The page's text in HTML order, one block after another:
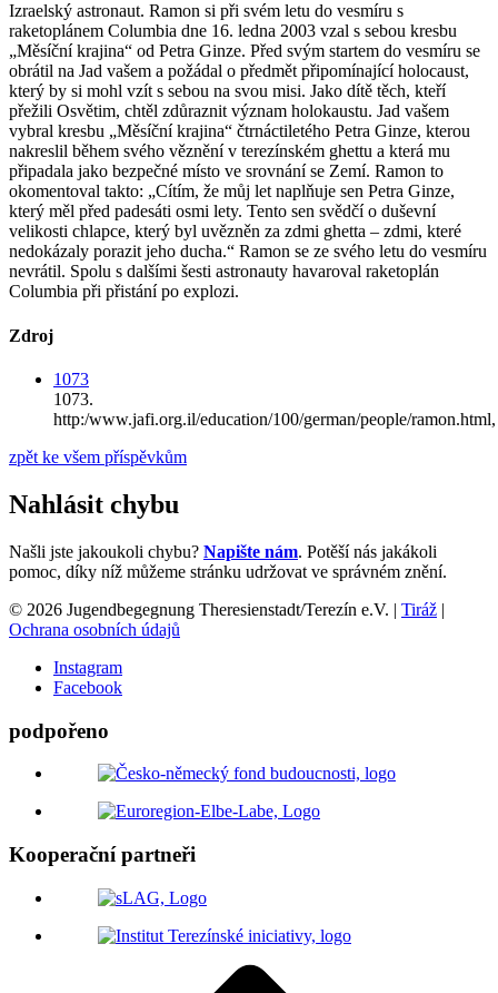
Izraelský astronaut. Ramon si při svém letu do vesmíru s
raketoplánem Columbia dne 16. ledna 2003 vzal s sebou kresbu
„Měsíční krajina“ od Petra Ginze. Před svým startem do vesmíru se
obrátil na Jad vašem a požádal o předmět připomínající holocaust,
který by si mohl vzít s sebou na svou misi. Jako dítě těch, kteří
přežili Osvětim, chtěl zdůraznit význam holokaustu. Jad vašem
vybral kresbu „Měsíční krajina“ čtrnáctiletého Petra Ginze, kterou
nakreslil během svého věznění v terezínském ghettu a která mu
připadala jako bezpečné místo ve srovnání se Zemí. Ramon to
okomentoval takto: „Cítím, že můj let naplňuje sen Petra Ginze,
který měl před padesáti osmi lety. Tento sen svědčí o duševní
velikosti chlapce, který byl uvězněn za zdmi ghetta – zdmi, které
nedokázaly porazit jeho ducha.“ Ramon se ze svého letu do vesmíru
nevrátil. Spolu s dalšími šesti astronauty havaroval raketoplán
Columbia při přistání po explozi.
Zdroj
1073
1073.
http:/www.jafi.org.il/education/100/german/people/ramon.html,
zpět ke všem příspěvkům
Nahlásit chybu
Našli jste jakoukoli chybu? Napište nám. Potěší nás jakákoli
pomoc, díky níž můžeme stránku udržovat ve správném znění.
© 2026 Jugendbegegnung Theresienstadt/Terezín e.V. | Tiráž |
Ochrana osobních údajů
Instagram
Facebook
podpořeno
Kooperační partneři